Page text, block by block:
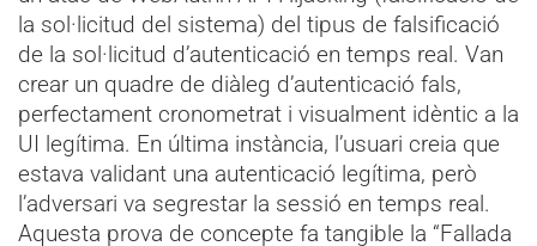
la sol·licitud del sistema) del tipus de falsificació
de la sol·licitud d’autenticació en temps real. Van
crear un quadre de diàleg d’autenticació fals,
perfectament cronometrat i visualment idèntic a la
UI legítima. En última instància, l’usuari creia que
estava validant una autenticació legítima, però
l’adversari va segrestar la sessió en temps real.
Aquesta prova de concepte fa tangible la “Fallada